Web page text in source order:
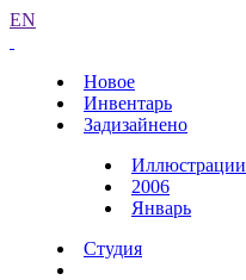
EN
Новое
Инвентарь
Задизайнено
Иллюстрации
2006
Январь
Студия